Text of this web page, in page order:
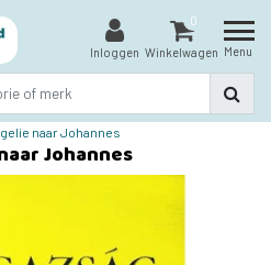
Inloggen
0
Winkelwagen Menu
naar Johannes
Johannes